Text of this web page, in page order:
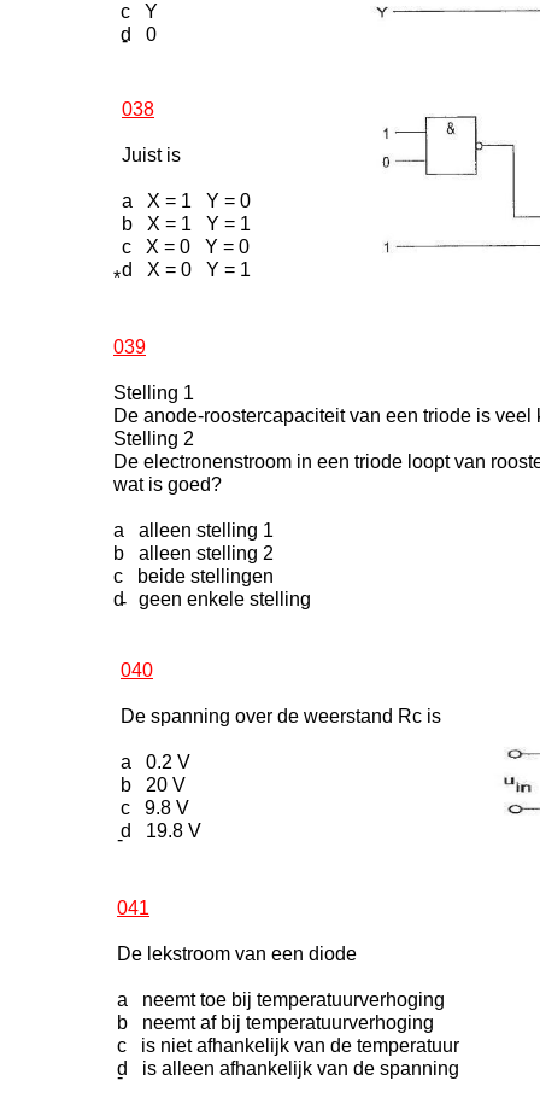
c Y
d 0
-
038
Juist is
a X = 1 Y = 0
b X = 1 Y = 1
c X = 0 Y = 0
d X = 0 Y = 1
*
039
Stelling 1
De anode-roostercapaciteit van een triode is
Stelling 2
De electronenstroom in een triode loopt van
wat is goed?
a alleen stelling 1
b alleen stelling 2
c beide stellingen
d geen enkele stelling
-
040
De spanning over de weerstand Rc is
a 0.2 V
b 20 V
c 9.8 V
d 19.8 V
-
041
De lekstroom van een diode
a neemt toe bij temperatuurverhoging
b neemt af bij temperatuurverhoging
c is niet afhankelijk van de temperatuur
d is alleen afhankelijk van de spanning
-